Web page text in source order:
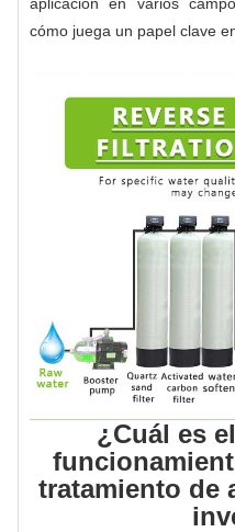
cómo juega un papel clave
¿Cuál es
tratamiento de